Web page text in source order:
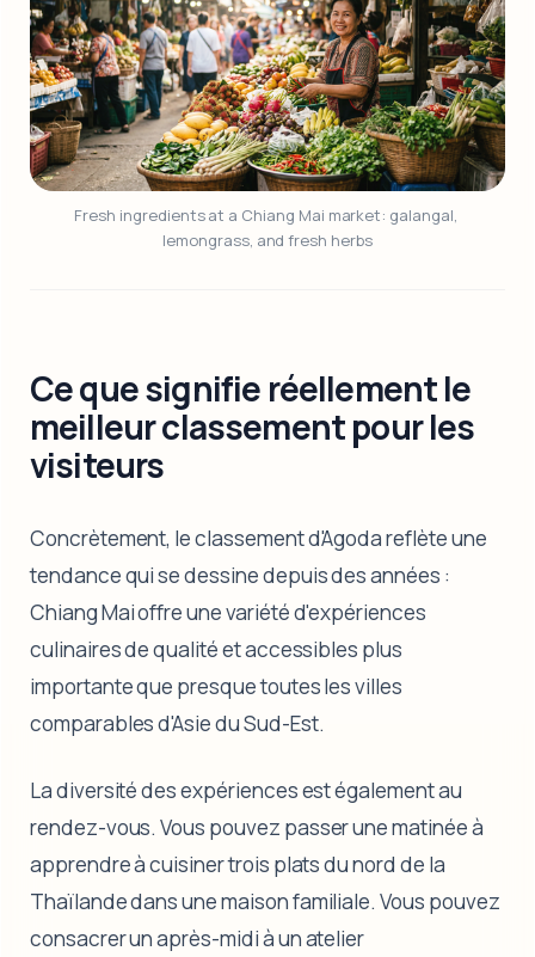
Fresh ingredients at a Chiang Mai market: galangal,
lemongrass, and fresh herbs
Ce que signifie réellement le
meilleur classement pour les
visiteurs
Concrètement, le classement d'Agoda reflète une
tendance qui se dessine depuis des années :
Chiang Mai offre une variété d'expériences
culinaires de qualité et accessibles plus
importante que presque toutes les villes
comparables d'Asie du Sud-Est.
La diversité des expériences est également au
rendez-vous. Vous pouvez passer une matinée à
apprendre à cuisiner trois plats du nord de la
Thaïlande dans une maison familiale. Vous pouvez
consacrer un après-midi à un atelier